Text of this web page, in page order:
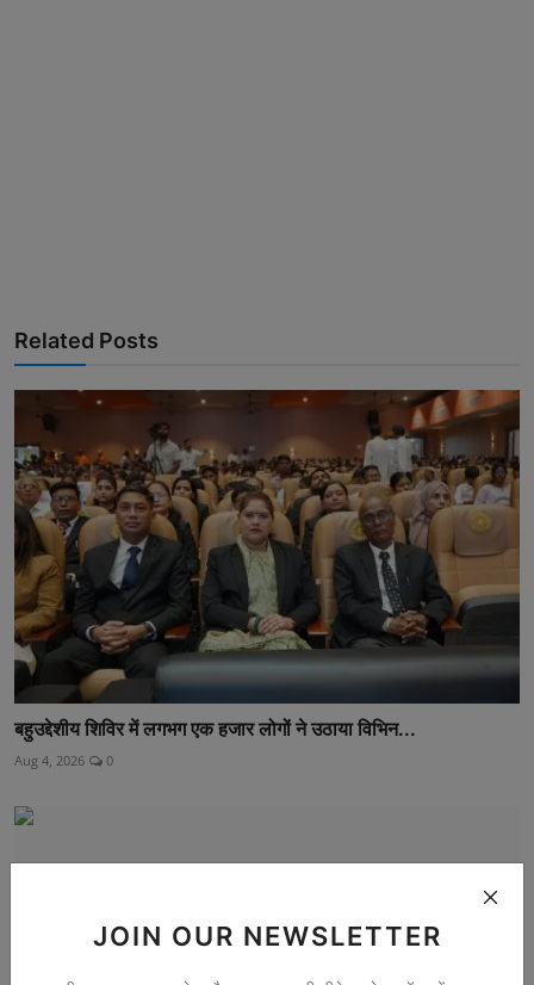
JOIN OUR NEWSLETTER
Related Posts
बहुउद्देशीय शिविर में लगभग एक हजार लोगों ने उठाया विभिन...
Aug 4, 2026 0